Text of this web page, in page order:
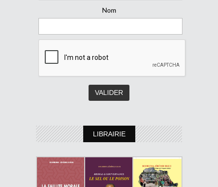
Nom
LIBRAIRIE